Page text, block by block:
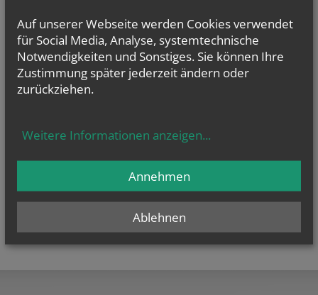
Diese Seite ist der Webauftritt von Pfarre St. Ulrich im Rahmen des
Webportals der Erzdiözese Wien.
Datenschutzerklärung
Barrierefreiheitserklärung
Auf unserer Webseite werden Cookies verwendet
für Social Media, Analyse, systemtechnische
Notwendigkeiten und Sonstiges. Sie können Ihre
Zustimmung später jederzeit ändern oder
zurückziehen.
Weitere Informationen anzeigen...
Ablehnen
Annehmen